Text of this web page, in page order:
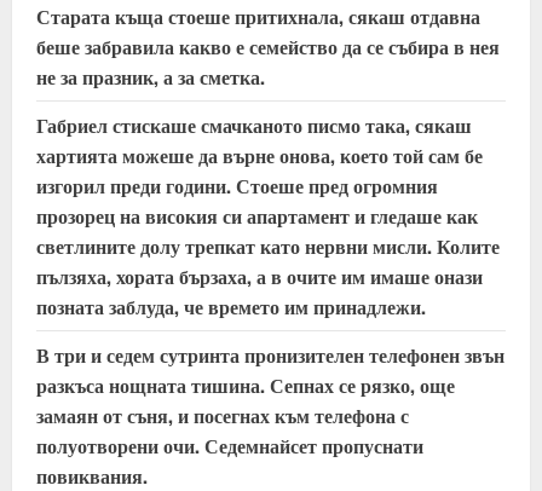
Старата къща стоеше притихнала, сякаш отдавна
беше забравила какво е семейство да се събира в нея
не за празник, а за сметка.
Габриел стискаше смачканото писмо така, сякаш
хартията можеше да върне онова, което той сам бе
изгорил преди години. Стоеше пред огромния
прозорец на високия си апартамент и гледаше как
светлините долу трепкат като нервни мисли. Колите
пълзяха, хората бързаха, а в очите им имаше онази
позната заблуда, че времето им принадлежи.
В три и седем сутринта пронизителен телефонен звън
разкъса нощната тишина. Сепнах се рязко, още
замаян от съня, и посегнах към телефона с
полуотворени очи. Седемнайсет пропуснати
повиквания.